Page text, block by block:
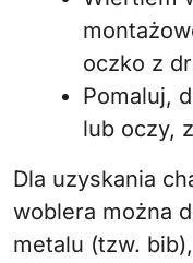
oczko z
Pomaluj,
lub oczy,
Dla uzyskania
woblera można
metalu (tzw.